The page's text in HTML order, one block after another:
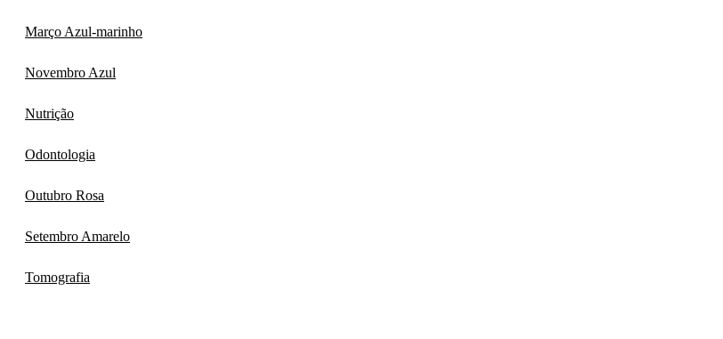
Março Azul-marinho
Novembro Azul
Nutrição
Odontologia
Outubro Rosa
Setembro Amarelo
Tomografia